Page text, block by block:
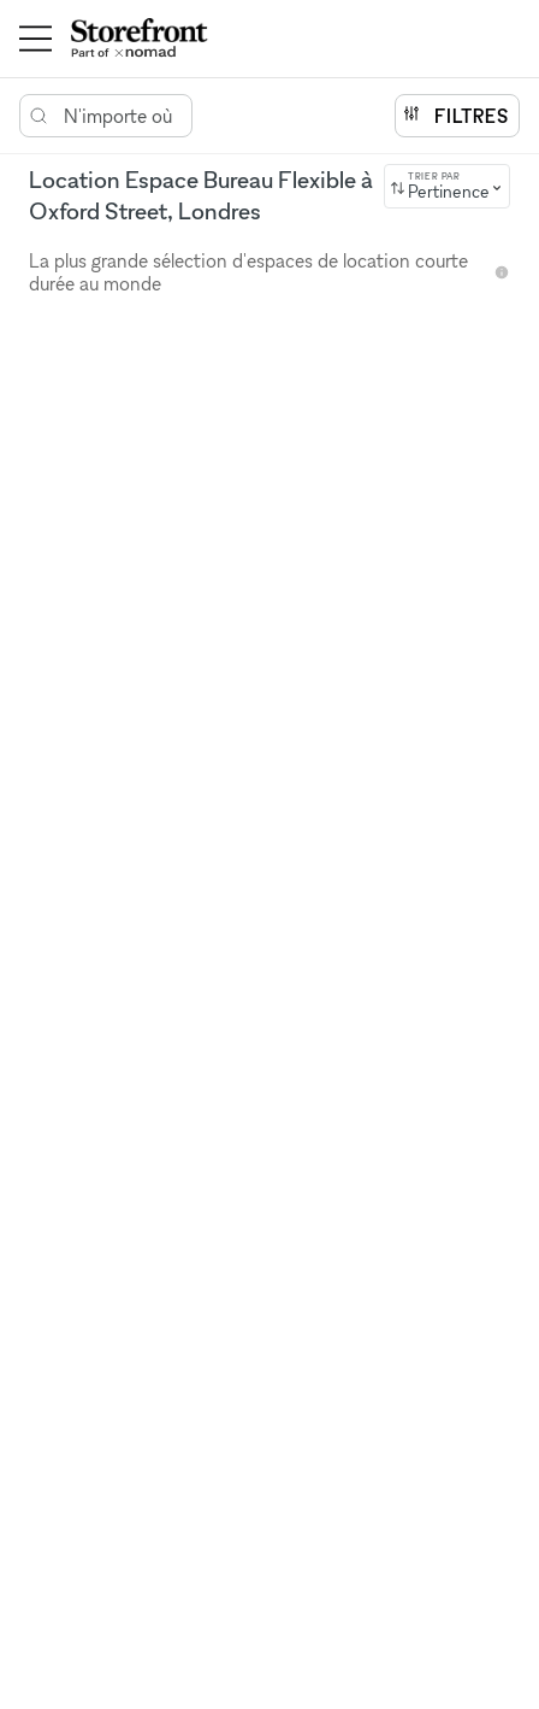
N'importe où FILTRES
Location Espace Bureau Flexible à
Oxford Street, Londres
TRIER PAR
Pertinence
La plus grande sélection d'espaces de location courte
durée au monde